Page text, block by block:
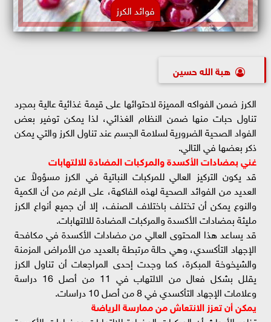
فوائد الكرز
هبة الله حسين
الكرز ضمن الفواكه المميزة لاحتوائها على قيمة غذائية عالية بمجرد
تناول حبات منها ضمن النظام الغذائي، لذا يمكن توفير بعض
الفواد الصحية الضرورية لسلامة الجسم عند تناول الكرز والتي يمكن
ذكر بعضها في التالي.
غني بمضادات الأكسدة والمركبات المضادة للالتهابات
قد يكون التركيز العالي للمركبات النباتية في الكرز مسؤولاً عن
العديد من الفوائد الصحية لهذه الفاكهة، على الرغم من أن الكمية
والنوع يمكن أن تختلف باختلاف الصنف، إلا أن جميع أنواع الكرز
مليئة بمضادات الأكسدة والمركبات المضادة للالتهابات.
قد يساعد هذا المحتوى العالي من مضادات الأكسدة في مكافحة
الإجهاد التأكسدي، وهي حالة مرتبطة بالعديد من الأمراض المزمنة
والشيخوخة المبكرة، كما وجدت إحدى المراجعات أن تناول الكرز
يقلل بشكل فعال من الالتهاب في 11 من أصل 16 دراسة
وعلامات الإجهاد التأكسدي في 8 من أصل 10 دراسات.
يمكن أن تعزز الانتعاش من ممارسة الرياضة